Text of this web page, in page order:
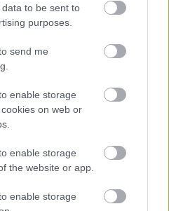
to be sent to
purposes.
send me
enable storage
on web or
enable storage
the website or app.
enable storage
hogy egy rojtos rész
fenekén a szőr,
hajtatni egy szoknyából,
díszítést
egy jelenetben
kilenc ember is
minden feszültség
minden összeáll.